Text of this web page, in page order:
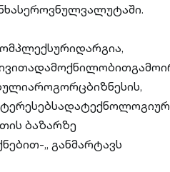
ბაზარზე
„ განმარტავს